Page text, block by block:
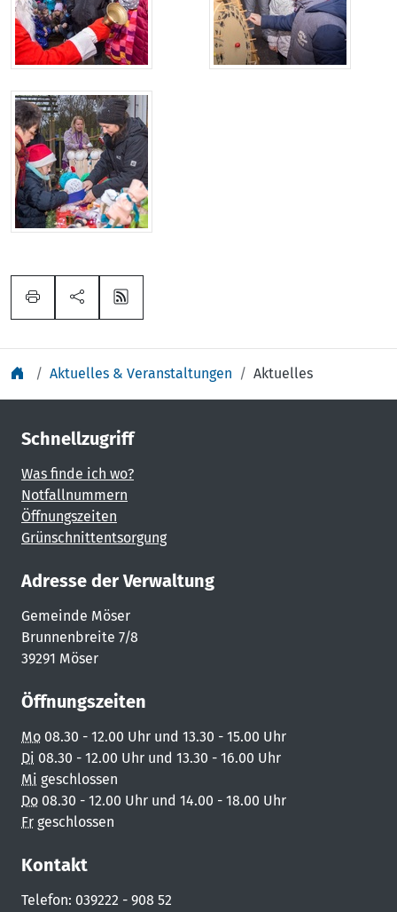
Aktuelles & Veranstaltungen Aktuelles
Schnellzugriff
Was finde ich wo?
Notfallnummern
Öffnungszeiten
Grünschnittentsorgung
Adresse der Verwaltung
Gemeinde Möser
Brunnenbreite 7/8
39291 Möser
Öffnungszeiten
Mo 08.30 - 12.00 Uhr und 13.30 - 15.00 Uhr
Di 08.30 - 12.00 Uhr und 13.30 - 16.00 Uhr
Mi geschlossen
Do 08.30 - 12.00 Uhr und 14.00 - 18.00 Uhr
Fr geschlossen
Kontakt
Telefon: 039222 - 908 52